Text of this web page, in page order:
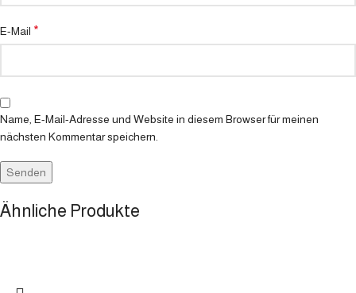
E-Mail *
Name, E-Mail-Adresse und Website in diesem Browser für meinen
nächsten Kommentar speichern.
Ähnliche Produkte